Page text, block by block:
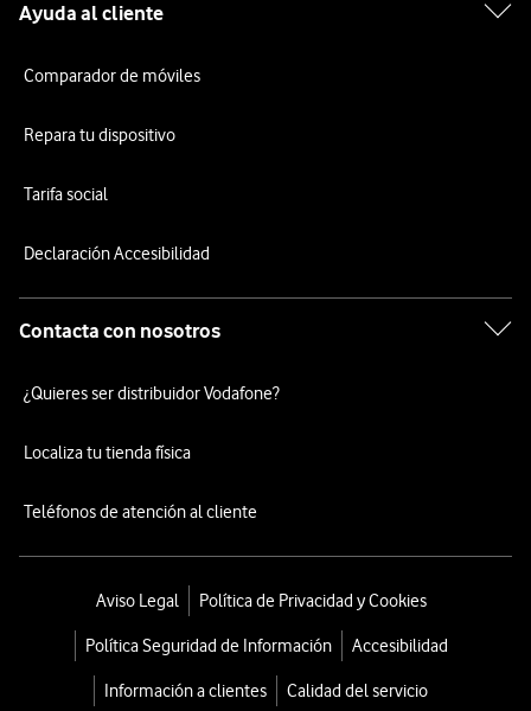
Ayuda al cliente
Comparador de móviles
Repara tu dispositivo
Tarifa social
Declaración Accesibilidad
Contacta con nosotros
¿Quieres ser distribuidor Vodafone?
Localiza tu tienda física
Teléfonos de atención al cliente
Aviso Legal Política de Privacidad y Cookies
Política Seguridad de Información Accesibilidad
Información a clientes Calidad del servicio